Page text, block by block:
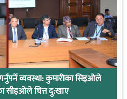
व्यवस्था: कुमारीका सिइओले
चित्त दु:खाए